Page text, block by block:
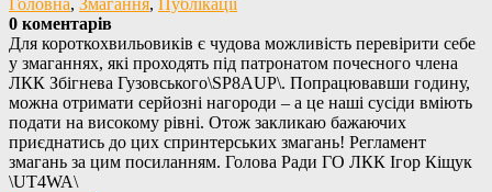
0 коментарів
Для короткохвильовиків є чудова можливість перевірити себе
у змаганнях, які проходять під патронатом почесного члена
ЛКК Збігнева Гузовського\SP8AUP\. Попрацювавши годину,
можна отримати серйозні нагороди – а це наші сусіди вміють
подати на високому рівні. Отож закликаю бажаючих
приєднатись до цих спринтерських змагань! Регламент
змагань за цим посиланням. Голова Ради ГО ЛКК Ігор Кіщук
\UT4WA\